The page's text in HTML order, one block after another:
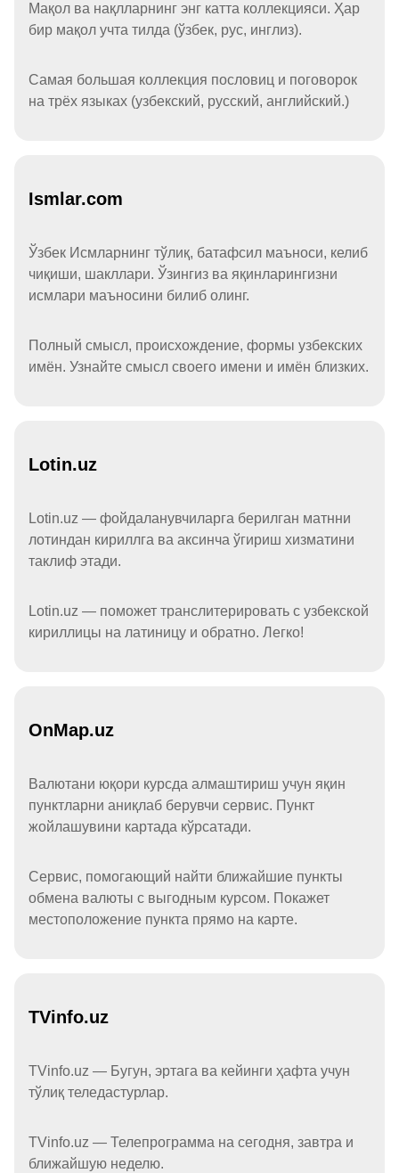
Мақол ва нақлларнинг энг катта коллекцияси. Ҳар
бир мақол учта тилда (ўзбек, рус, инглиз).
Самая большая коллекция пословиц и поговорок
на трёх языках (узбекский, русский, английский.)
Ismlar.com
Ўзбек Исмларнинг тўлиқ, батафсил маъноси, келиб
чиқиши, шакллари. Ўзингиз ва яқинларингизни
исмлари маъносини билиб олинг.
Полный смысл, происхождение, формы узбекских
имён. Узнайте смысл своего имени и имён близких.
Lotin.uz
Lotin.uz — фойдаланувчиларга берилган матнни
лотиндан кириллга ва аксинча ўгириш хизматини
таклиф этади.
Lotin.uz — поможет транслитерировать с узбекской
кириллицы на латиницу и обратно. Легко!
OnMap.uz
Валютани юқори курсда алмаштириш учун яқин
пунктларни аниқлаб берувчи сервис. Пункт
жойлашувини картада кўрсатади.
Сервис, помогающий найти ближайшие пункты
обмена валюты с выгодным курсом. Покажет
местоположение пункта прямо на карте.
TVinfo.uz
TVinfo.uz — Бугун, эртага ва кейинги ҳафта учун
тўлиқ теледастурлар.
TVinfo.uz — Телепрограмма на сегодня, завтра и
ближайшую неделю.